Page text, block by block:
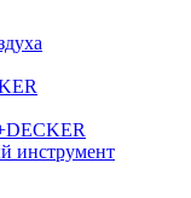
инструмент